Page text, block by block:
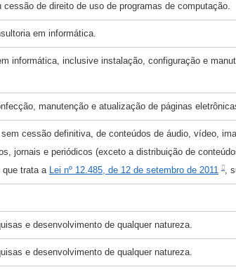
cessão de direito de uso de programas de computação.
em informática.
informática, inclusive instalação, configuração e
manutenção e atualização de páginas
cessão definitiva, de conteúdos de áudio, vídeo,
jornais e periódicos (exceto a distribuição de
que trata a Lei nº 12.485, de 12 de setembro de 2011 ,
e desenvolvimento de qualquer natureza.
e desenvolvimento de qualquer natureza.